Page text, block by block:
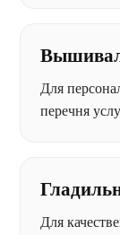
Для
перечня
Для